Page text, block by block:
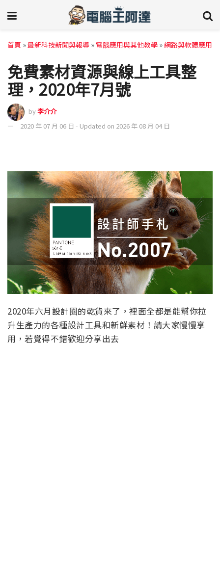
首頁 »最新科技新聞與報導 » 電腦應用與其他教學 »網路與軟體應用
免費素材資源與線上工具整
理，2020年7月號
by李介介
2020 年 07 月 06 日 - Updated on 2026 年 08 月 04 日
2020年六月設計圈的乾貨來了，裡面全都是能幫你拉
升生產力的各種設計工具和新鮮素材！請大家慢慢享
用，若覺得不錯歡迎分享出去